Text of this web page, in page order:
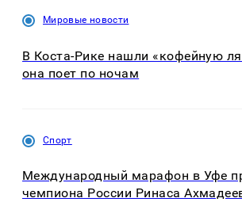
Мировые новости
В Коста-Рике нашли «кофейную
она поет по ночам
Спорт
Международный марафон в Уфе
чемпиона России Ринаса